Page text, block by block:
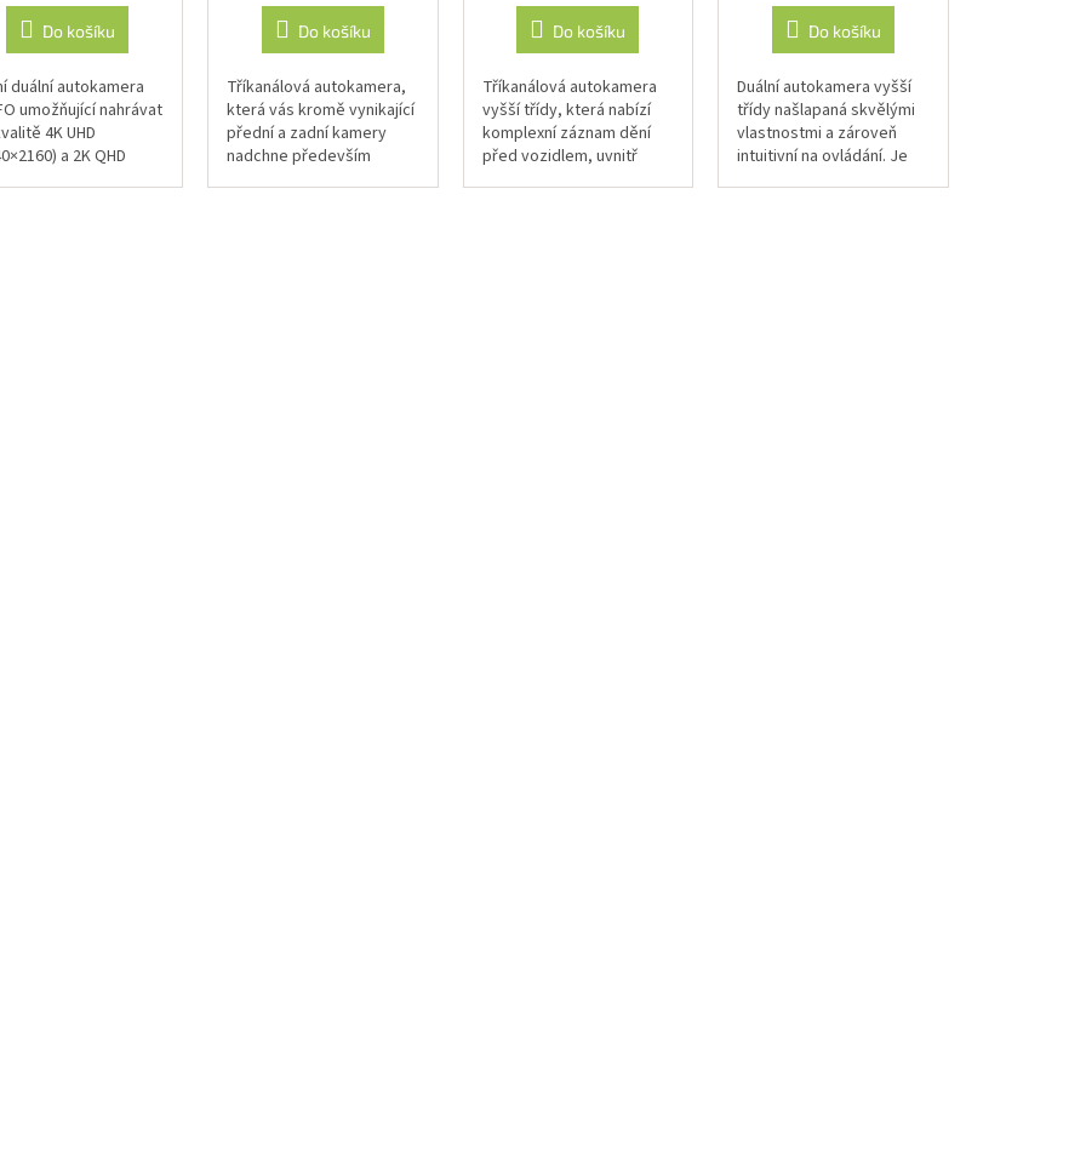
úložiště
Do košíku
duální autokamera
umožňující nahrávat
4K UHD
a 2K QHD
Do košíku
Tříkanálová autokamera,
která vás kromě vynikající
přední a zadní kamery
nadchne především
Do košíku
Tříkanálová autokamera
vyšší třídy, která nabízí
komplexní záznam dění
před vozidlem, uvnitř
Do košíku
Duální autokamera vyšší
třídy našlapaná skvělými
vlastnostmi a zároveň
intuitivní na ovládání. Je